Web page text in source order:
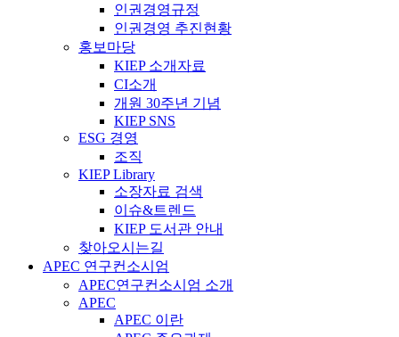
인권경영규정
인권경영 추진현황
홍보마당
KIEP 소개자료
CI소개
개원 30주년 기념
KIEP SNS
ESG 경영
조직
KIEP Library
소장자료 검색
이슈&트렌드
KIEP 도서관 안내
찾아오시는길
APEC 연구컨소시엄
APEC연구컨소시엄 소개
APEC
APEC 이란